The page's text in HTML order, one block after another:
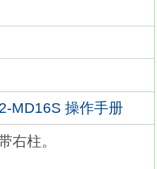
MD16S 操作手册
右柱。